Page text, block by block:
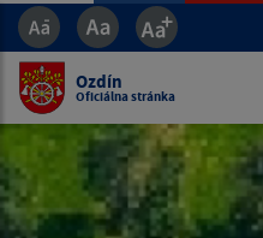
Ozdín
Oficiálna stránka